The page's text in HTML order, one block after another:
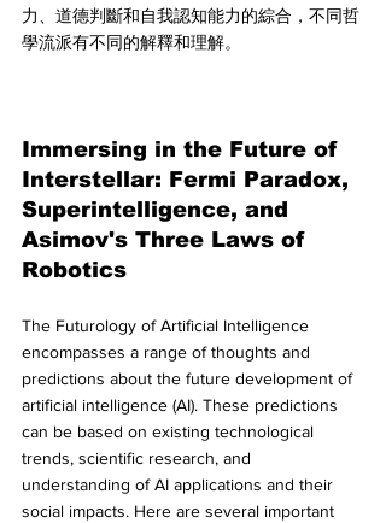
力、道德判斷和自我認知能力的綜合，不同哲
學流派有不同的解釋和理解。
Immersing in the Future of
Interstellar: Fermi Paradox,
Superintelligence, and
Asimov's Three Laws of
Robotics
The Futurology of Artificial Intelligence
encompasses a range of thoughts and
predictions about the future development of
artificial intelligence (AI). These predictions
can be based on existing technological
trends, scientific research, and
understanding of AI applications and their
social impacts. Here are several important